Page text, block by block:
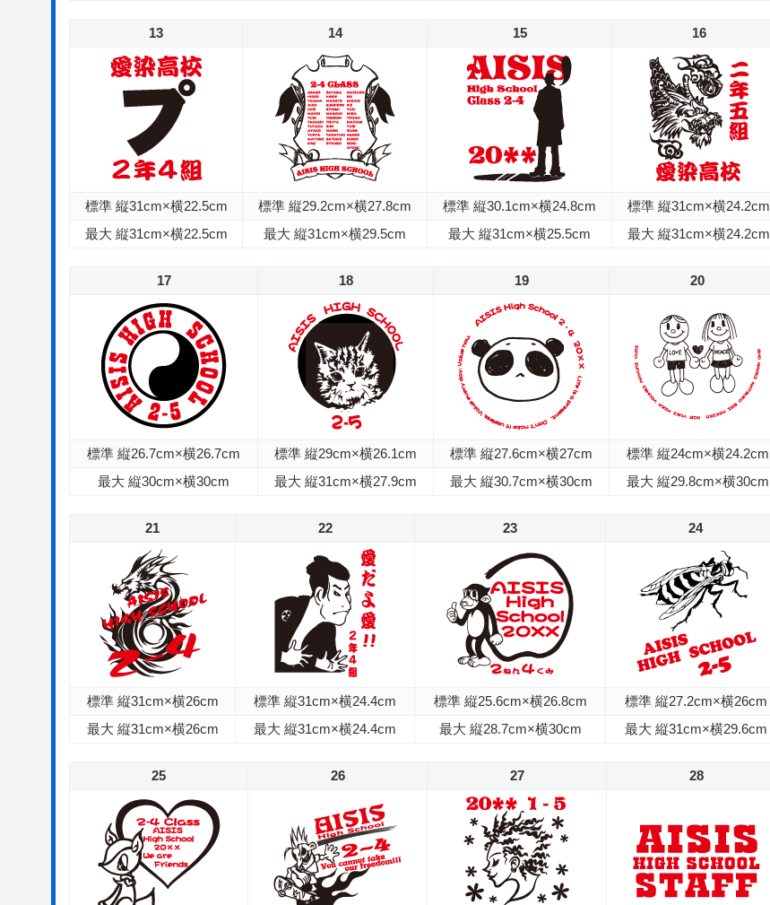
13 14 15 16
標準 縦31cm×横22.5cm 標準 縦29.2cm×横27.8cm 標準 縦30.1cm×横24.8cm
標準 縦31cm×横24.2cm
最大 縦31cm×横22.5cm
最大 縦31cm×横29.5cm 最大 縦31cm×横25.5cm 最大 縦31cm×横24.2cm
17 18 19 20
標準 縦26.7cm×横26.7cm 標準 縦29cm×横26.1cm 標準 縦27.6cm×横27cm
標準 縦24cm×横24.2cm
最大 縦30cm×横30cm
最大 縦31cm×横27.9cm 最大 縦30.7cm×横30cm 最大 縦29.8cm×横30cm
21 22 23 24
標準 縦31cm×横26cm 標準 縦31cm×横24.4cm 標準 縦25.6cm×横26.8cm
標準 縦27.2cm×横26cm
最大 縦31cm×横26cm
最大 縦31cm×横24.4cm 最大 縦28.7cm×横30cm 最大 縦31cm×横29.6cm
25 26 27 28